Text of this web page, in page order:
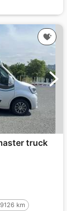
truck
km